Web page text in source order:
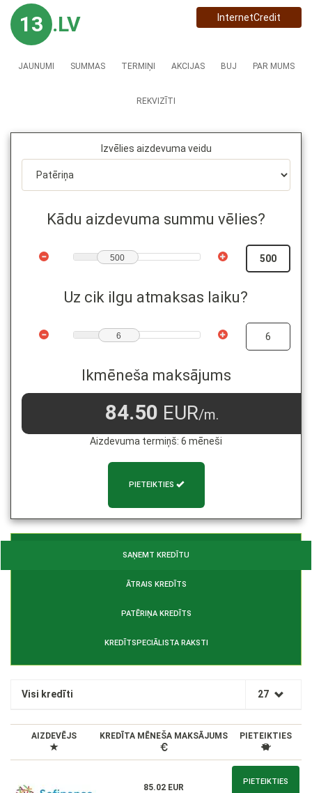
13 .LV InternetCredit
JAUNUMI SUMMAS TERMIŅI AKCIJAS BUJ PAR MUMS
REKVIZĪTI
Izvēlies aizdevuma veidu
Kādu aizdevuma summu vēlies?
500
Uz cik ilgu atmaksas laiku?
6
Ikmēneša maksājums
84.50 EUR/m.
Aizdevuma termiņš: 6 mēneši
PIETEIKTIES
SAŅEMT KREDĪTU
ĀTRAIS KREDĪTS
PATĒRIŅA KREDĪTS
KREDĪTSPECIĀLISTA RAKSTI
Visi kredīti 27
AIZDEVĒJS KREDĪTA MĒNEŠA MAKSĀJUMS PIETEIKTIES
85.02 EUR
PIETEIKTIES